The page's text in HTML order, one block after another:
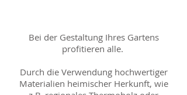
Bei der Gestaltung Ihres Gartens
profitieren alle.
Durch die Verwendung hochwertiger
Materialien heimischer Herkunft, wie